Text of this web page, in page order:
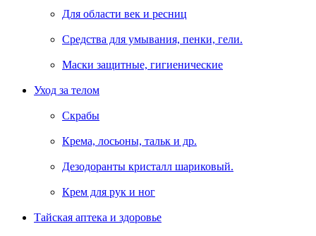
Для области век и ресниц
Средства для умывания, пенки, гели.
Маски защитные, гигиенические
Уход за телом
Скрабы
Крема, лосьоны, тальк и др.
Дезодоранты кристалл шариковый.
Крем для рук и ног
Тайская аптека и здоровье